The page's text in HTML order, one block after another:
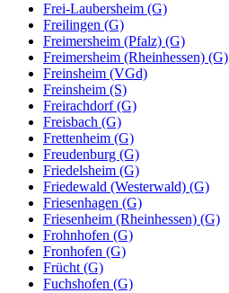
Frei-Laubersheim (G)
Freilingen (G)
Freimersheim (Pfalz) (G)
Freimersheim (Rheinhessen) (G)
Freinsheim (VGd)
Freinsheim (S)
Freirachdorf (G)
Freisbach (G)
Frettenheim (G)
Freudenburg (G)
Friedelsheim (G)
Friedewald (Westerwald) (G)
Friesenhagen (G)
Friesenheim (Rheinhessen) (G)
Frohnhofen (G)
Fronhofen (G)
Frücht (G)
Fuchshofen (G)